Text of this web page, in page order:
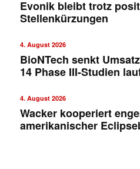
Evonik bleibt trotz
Stellenkürzungen
4. August 2026
BioNTech senkt
14 Phase III-Studien
4. August 2026
Wacker kooperiert
amerikanischer